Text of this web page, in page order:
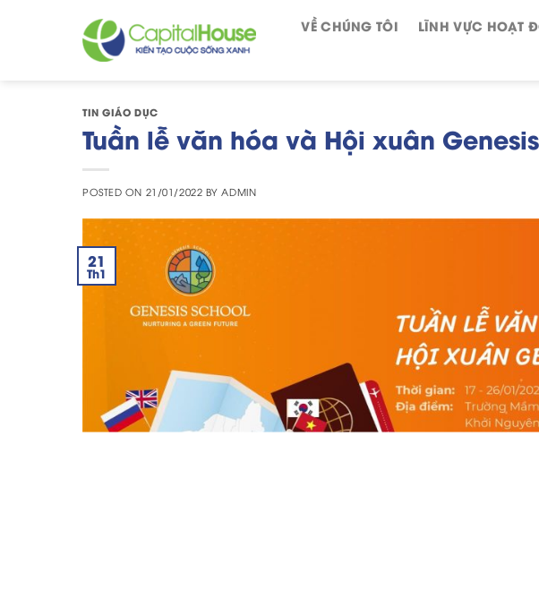
VỀ CHÚNG TÔI LĨNH VỰC HOẠT
TIN GIÁO DỤC
Tuần lễ văn hóa và Hội xuân
POSTED ON 21/01/2022 BY ADMIN
21
Th1